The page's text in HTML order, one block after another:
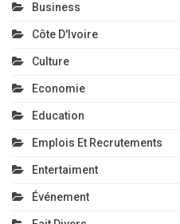
Business
Côte D'Ivoire
Culture
Economie
Education
Emplois Et Recrutements
Entertaiment
Événement